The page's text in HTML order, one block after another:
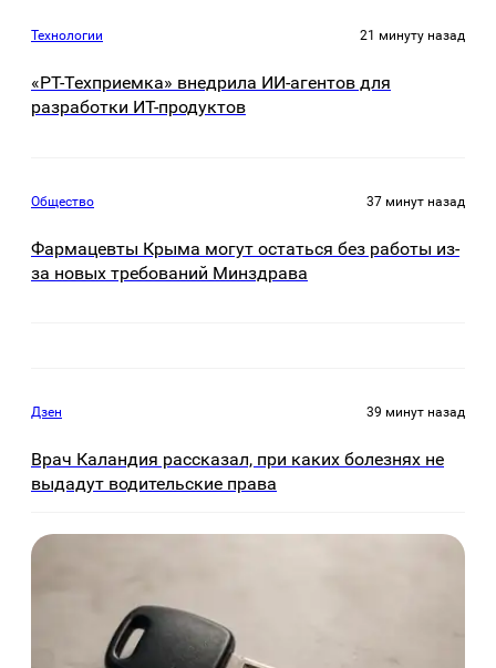
Технологии 21 минуту назад
«РТ-Техприемка» внедрила ИИ-агентов для
разработки ИТ-продуктов
Общество 37 минут назад
Фармацевты Крыма могут остаться без работы из-
за новых требований Минздрава
Дзен 39 минут назад
Врач Каландия рассказал, при каких болезнях не
выдадут водительские права